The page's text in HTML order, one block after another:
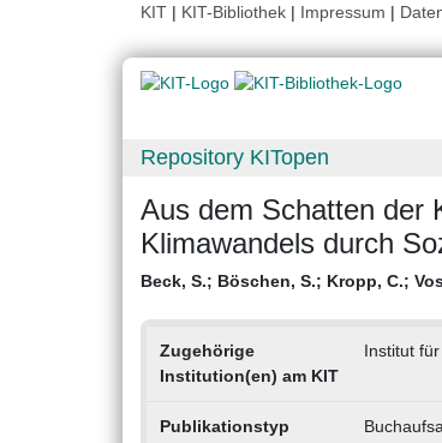
KIT | KIT-Bibliothek | Impressum |
Repository KITopen
Aus dem Schatten der
Klimawandels durch
Beck, S.; Böschen, S.; Kropp, C.;
Zugehörige
Institution(en) am KIT
Institut
Publikationstyp